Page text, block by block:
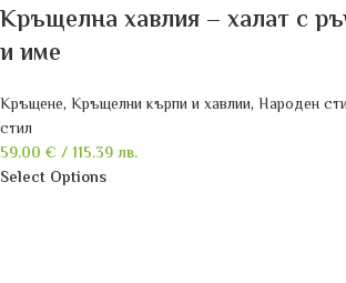
Кръщелна хавлия – халат с
и име
Кръщене, Кръщелни кърпи и хавлии, Народен
стил
59.00 €/ 115.39 лв.
Select Options